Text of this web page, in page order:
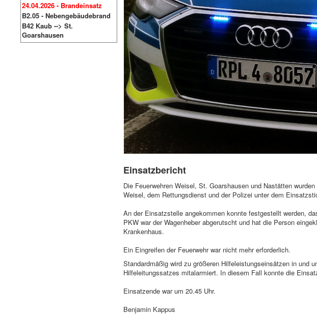
24.04.2026 - Brandeinsatz
B2.05 - Nebengebäudebrand
B42 Kaub --> St.
Goarshausen
Einsatzbericht
Die Feuerwehren Weisel, St. Goarshausen und Nastätten
Weisel, dem Rettungsdienst und der Polizei unter dem
An der Einsatzstelle angekommen konnte festgestellt werden,
PKW war der Wagenheber abgerutscht und hat die Person
Krankenhaus.
Ein Eingreifen der Feuerwehr war nicht mehr erforderlich.
Standardmäßig wird zu größeren Hilfeleistungseinsätzen in und
Hilfeleitungssatzes mitalarmiert. In diesem Fall konnte die
Einsatzende war um 20.45 Uhr.
Benjamin Kappus